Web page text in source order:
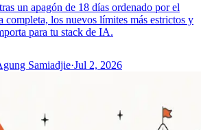
un apagón de 18 días ordenado por el
los nuevos límites más estrictos y
para tu stack de IA.
Samiadjie·Jul 2, 2026